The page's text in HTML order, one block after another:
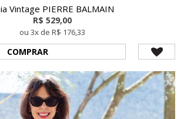
Vintage PIERRE BALMAIN
R$ 529,00
ou 3x de R$ 176,33
COMPRAR